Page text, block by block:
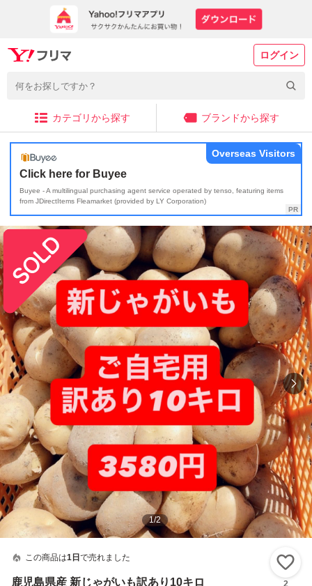
ログイン
カテゴリから探す ブランドから探す
Click here for Buyee
Buyee - A multilingual purchasing agent service operated by tenso, featuring items
from JDirectItems Fleamarket (provided by LY Corporation)
Overseas Visitors
1/2
この商品は1日 で売れました
鹿児島県産 新じゃがいも訳あり10キロ